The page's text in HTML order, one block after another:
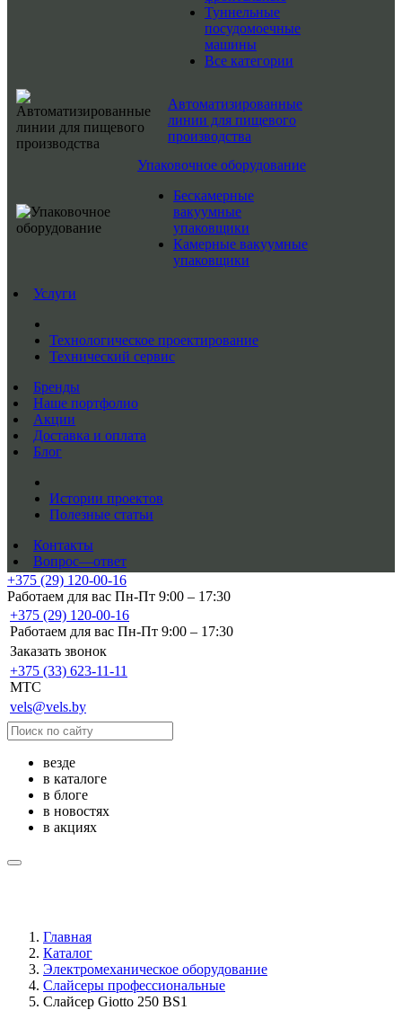
Туннельные
посудомоечные
машины
Все категории
Автоматизированные
линии для пищевого
производства
Упаковочное оборудование
Бескамерные
вакуумные
упаковщики
Камерные вакуумные
упаковщики
Услуги
Технологическое проектирование
Технический сервис
Бренды
Наше портфолио
Акции
Доставка и оплата
Блог
Истории проектов
Полезные статьи
Контакты
Вопрос—ответ
+375 (29) 120-00-16
Работаем для вас Пн-Пт 9:00 – 17:30
+375 (29) 120-00-16
Работаем для вас Пн-Пт 9:00 – 17:30
Заказать звонок
+375 (33) 623-11-11
MTC
vels@vels.by
везде
в каталоге
в блоге
в новостях
в акциях
Главная
Каталог
Электромеханическое оборудование
Слайсеры профессиональные
Слайсер Giotto 250 BS1